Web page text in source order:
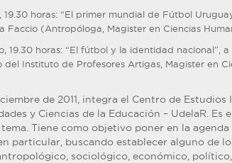
19.30 horas: “El primer mundial de Fútbol
Faccio (Antropóloga, Magister en Ciencias
19.30 horas: “El fútbol y la identidad nacional”,
del Instituto de Profesores Artigas, Magister en
de 2011, integra el Centro de
y Ciencias de la Educación – UdelaR.
Tiene como objetivo poner en la
particular, buscando establecer alguno de
sociológico, económico, político,